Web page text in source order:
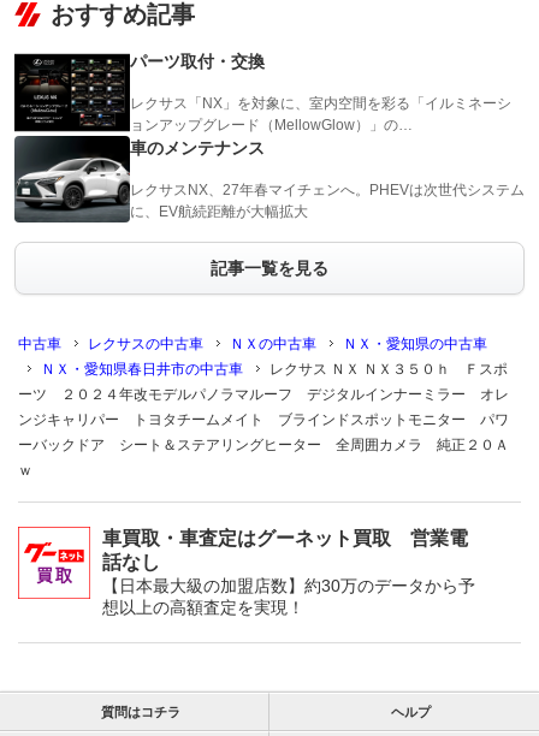
おすすめ記事
パーツ取付・交換
レクサス「NX」を対象に、室内空間を彩る「イルミネーシ
ョンアップグレード（MellowGlow）」の…
車のメンテナンス
レクサスNX、27年春マイチェンへ。PHEVは次世代システム
に、EV航続距離が大幅拡大
記事一覧を見る
中古車 レクサスの中古車 ＮＸの中古車
ＮＸ・愛知県の中古車
ＮＸ・愛知県春日井市の中古車
レクサス ＮＸ ＮＸ３５０ｈ Ｆスポ
ーツ ２０２４年改モデルパノラマルーフ デジタルインナーミラー オレ
ンジキャリパー トヨタチームメイト ブラインドスポットモニター パワ
ーバックドア シート＆ステアリングヒーター 全周囲カメラ 純正２０Ａ
ｗ
車買取・車査定はグーネット買取 営業電
話なし
【日本最大級の加盟店数】約30万のデータから予
想以上の高額査定を実現！
質問はコチラ ヘルプ